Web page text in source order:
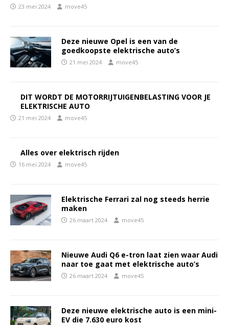
23 mei 2024 move45
Deze nieuwe Opel is een van de
goedkoopste elektrische auto’s
21 mei 2024 move45
DIT WORDT DE MOTORRIJTUIGENBELASTING VOOR JE
ELEKTRISCHE AUTO
21 mei 2024 move45
Alles over elektrisch rijden
16 mei 2024 move45
Elektrische Ferrari zal nog steeds herrie
maken
26 maart 2024 move45
Nieuwe Audi Q6 e-tron laat zien waar Audi
naar toe gaat met elektrische auto’s
26 maart 2024 move45
Deze nieuwe elektrische auto is een mini-
EV die 7.630 euro kost